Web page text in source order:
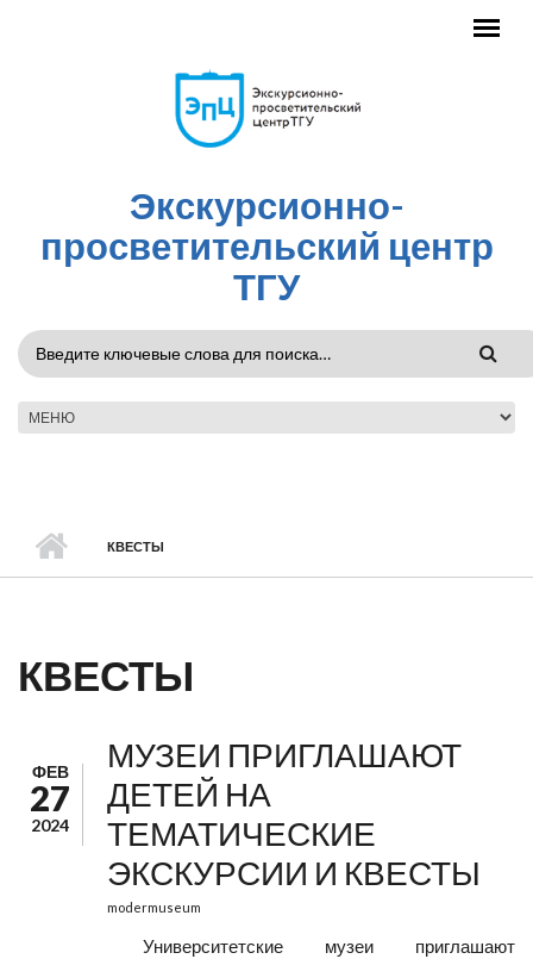
Экскурсионно-
просветительский центр
ТГУ
ФОРМА
ПОИСКА
КВЕСТЫ
КВЕСТЫ
ФЕВ
27
2024
МУЗЕИ ПРИГЛАШАЮТ
ДЕТЕЙ НА
ТЕМАТИЧЕСКИЕ
ЭКСКУРСИИ И КВЕСТЫ
modermuseum
Университетские музеи приглашают